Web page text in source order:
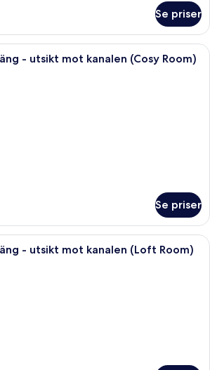
Se priser
Sängtillbehör av högsta kvalitet och
- utsikt mot kanalen (Cosy Room)
Se priser
Sängtillbehör av högsta kvalitet och
- utsikt mot kanalen (Loft Room)